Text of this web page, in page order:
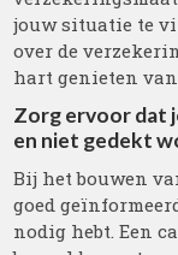
jouw situatie te
over de
hart genieten
Zorg ervoor dat
en niet gedekt
Bij het bouwen
goed
nodig hebt. Een